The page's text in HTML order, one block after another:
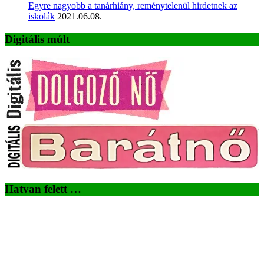
Egyre nagyobb a tanárhiány, reménytelenül hirdetnek az
iskolák 2021.06.08.
Digitális múlt
Hatvan felett …